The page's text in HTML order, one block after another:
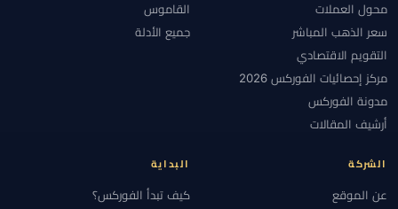
محول العملات
سعر الذهب المباشر
التقويم الاقتصادي
مركز إحصائيات الفوركس 2026
مدونة الفوركس
أرشيف المقالات
القاموس
جميع الأدلة
الشركة
عن الموقع
البداية
كيف تبدأ الفوركس؟